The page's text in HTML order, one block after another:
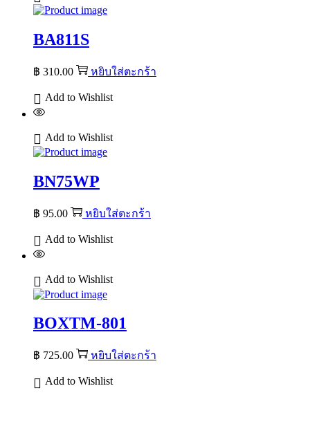
BA811S
฿ 310.00 หยิบใส่ตะกร้า
Add to Wishlist
Add to Wishlist
BN75WP
฿ 95.00 หยิบใส่ตะกร้า
Add to Wishlist
Add to Wishlist
BOXTM-801
฿ 725.00 หยิบใส่ตะกร้า
Add to Wishlist